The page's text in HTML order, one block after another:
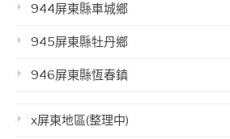
944屏東縣車城鄉
945屏東縣牡丹鄉
946屏東縣恆春鎮
x屏東地區(整理中)